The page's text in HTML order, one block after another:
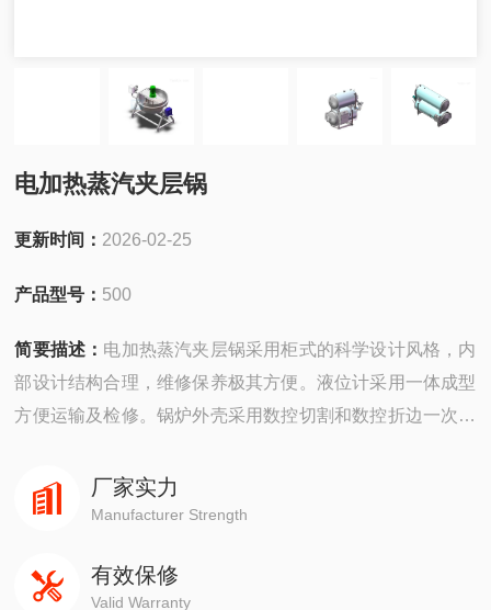
电加热蒸汽夹层锅
更新时间： 2026-02-25
产品型号： 500
简要描述： 电加热蒸汽夹层锅采用柜式的科学设计风格，内
部设计结构合理，维修保养极其方便。液位计采用一体成型
方便运输及检修。锅炉外壳采用数控切割和数控折边一次成
用，外表美观大方。
厂家实力
Manufacturer Strength
有效保修
Valid Warranty